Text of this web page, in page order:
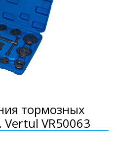
тормозных
VR50063